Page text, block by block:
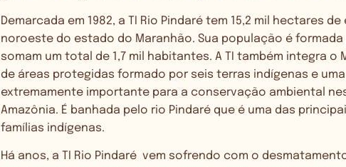
Demarcada em 1982, a TI Rio Pindaré tem 15,2 mil hectares
noroeste do estado do Maranhão. Sua população é
somam um total de 1,7 mil habitantes. A TI também integra o
de áreas protegidas formado por seis terras indígenas e
extremamente importante para a conservação ambiental
Amazônia. É banhada pelo rio Pindaré que é uma das
famílias indígenas.
Há anos, a TI Rio Pindaré vem sofrendo com o